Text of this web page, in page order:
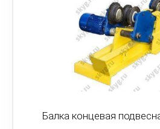
Балка концевая